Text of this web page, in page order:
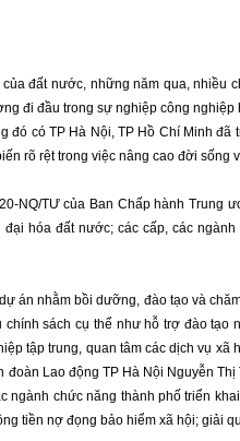
đất nước, những năm qua, nhiều
đi đầu trong sự nghiệp công
đó có TP Hà Nội, TP Hồ Chí Minh
rõ rệt trong việc nâng cao đời sống
NQ/TƯ của Ban Chấp hành Trung
đại hóa đất nước; các cấp, các
án nhằm bồi dưỡng, đào tạo và
chính sách cụ thể như hỗ trợ đào
tập trung, quan tâm các dịch vụ
đoàn Lao động TP Hà Nội Nguyễn
ngành chức năng thành phố triển
tiền nợ đọng bảo hiểm xã hội; giải